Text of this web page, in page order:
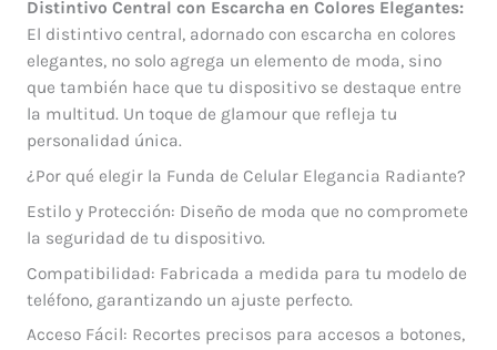
Distintivo Central con Escarcha en Colores Elegantes:
El distintivo central, adornado con escarcha en colores
elegantes, no solo agrega un elemento de moda, sino
que también hace que tu dispositivo se destaque entre
la multitud. Un toque de glamour que refleja tu
personalidad única.
¿Por qué elegir la Funda de Celular Elegancia Radiante?
Estilo y Protección: Diseño de moda que no compromete
la seguridad de tu dispositivo.
Compatibilidad: Fabricada a medida para tu modelo de
teléfono, garantizando un ajuste perfecto.
Acceso Fácil: Recortes precisos para accesos a botones,